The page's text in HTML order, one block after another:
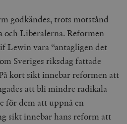
godkändes, trots motstånd
och Liberalerna. Reformen
Lewin vara “antagligen det
Sveriges riksdag fattade
kort sikt innebar reformen att
att bli mindre radikala
för dem att uppnå en
sikt innebar hans reform att